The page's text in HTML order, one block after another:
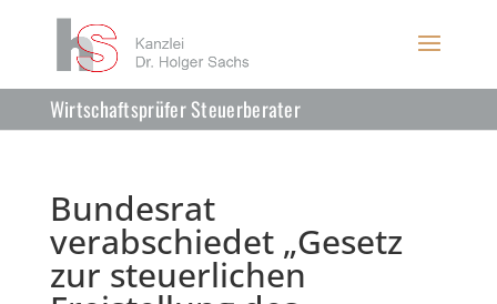
Wirtschaftsprüfer Steuerberater
Bundesrat
verabschiedet „Gesetz
zur steuerlichen